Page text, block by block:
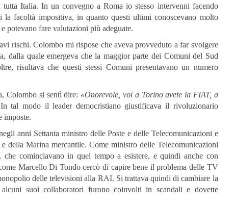
Italia. In un convegno a Roma io stesso intervenni facendo
la facoltà impositiva, in quanto questi ultimi conoscevano molto
potevano fare valutazioni più adeguate.
rischi. Colombo mi rispose che aveva provveduto a far svolgere
dalla quale emergeva che la maggior parte dei Comuni del Sud
risultava che questi stessi Comuni presentavano un numero
Colombo si sentì dire: «Onorevole, voi a Torino avete la FIAT, a
In tal modo il leader democristiano giustificava il rivoluzionario
imposte.
anni Settanta ministro delle Poste e delle Telecomunicazioni e
della Marina mercantile. Come ministro delle Telecomunicazioni
cominciavano in quel tempo a esistere, e quindi anche con
Marcello Di Tondo cercò di capire bene il problema delle TV
delle televisioni alla RAI. Si trattava quindi di cambiare la
suoi collaboratori furono coinvolti in scandali e dovette